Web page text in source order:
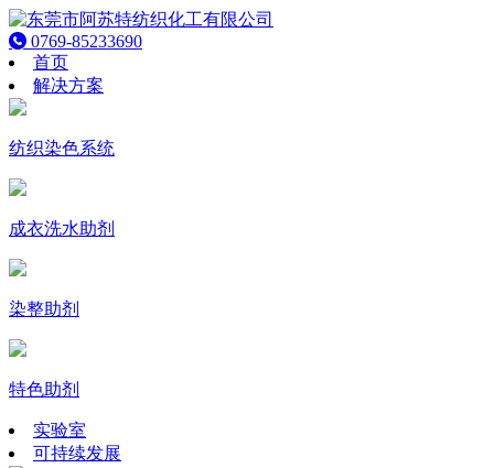
0769-85233690
首页
解决方案
纺织染色系统
成衣洗水助剂
染整助剂
特色助剂
实验室
可持续发展